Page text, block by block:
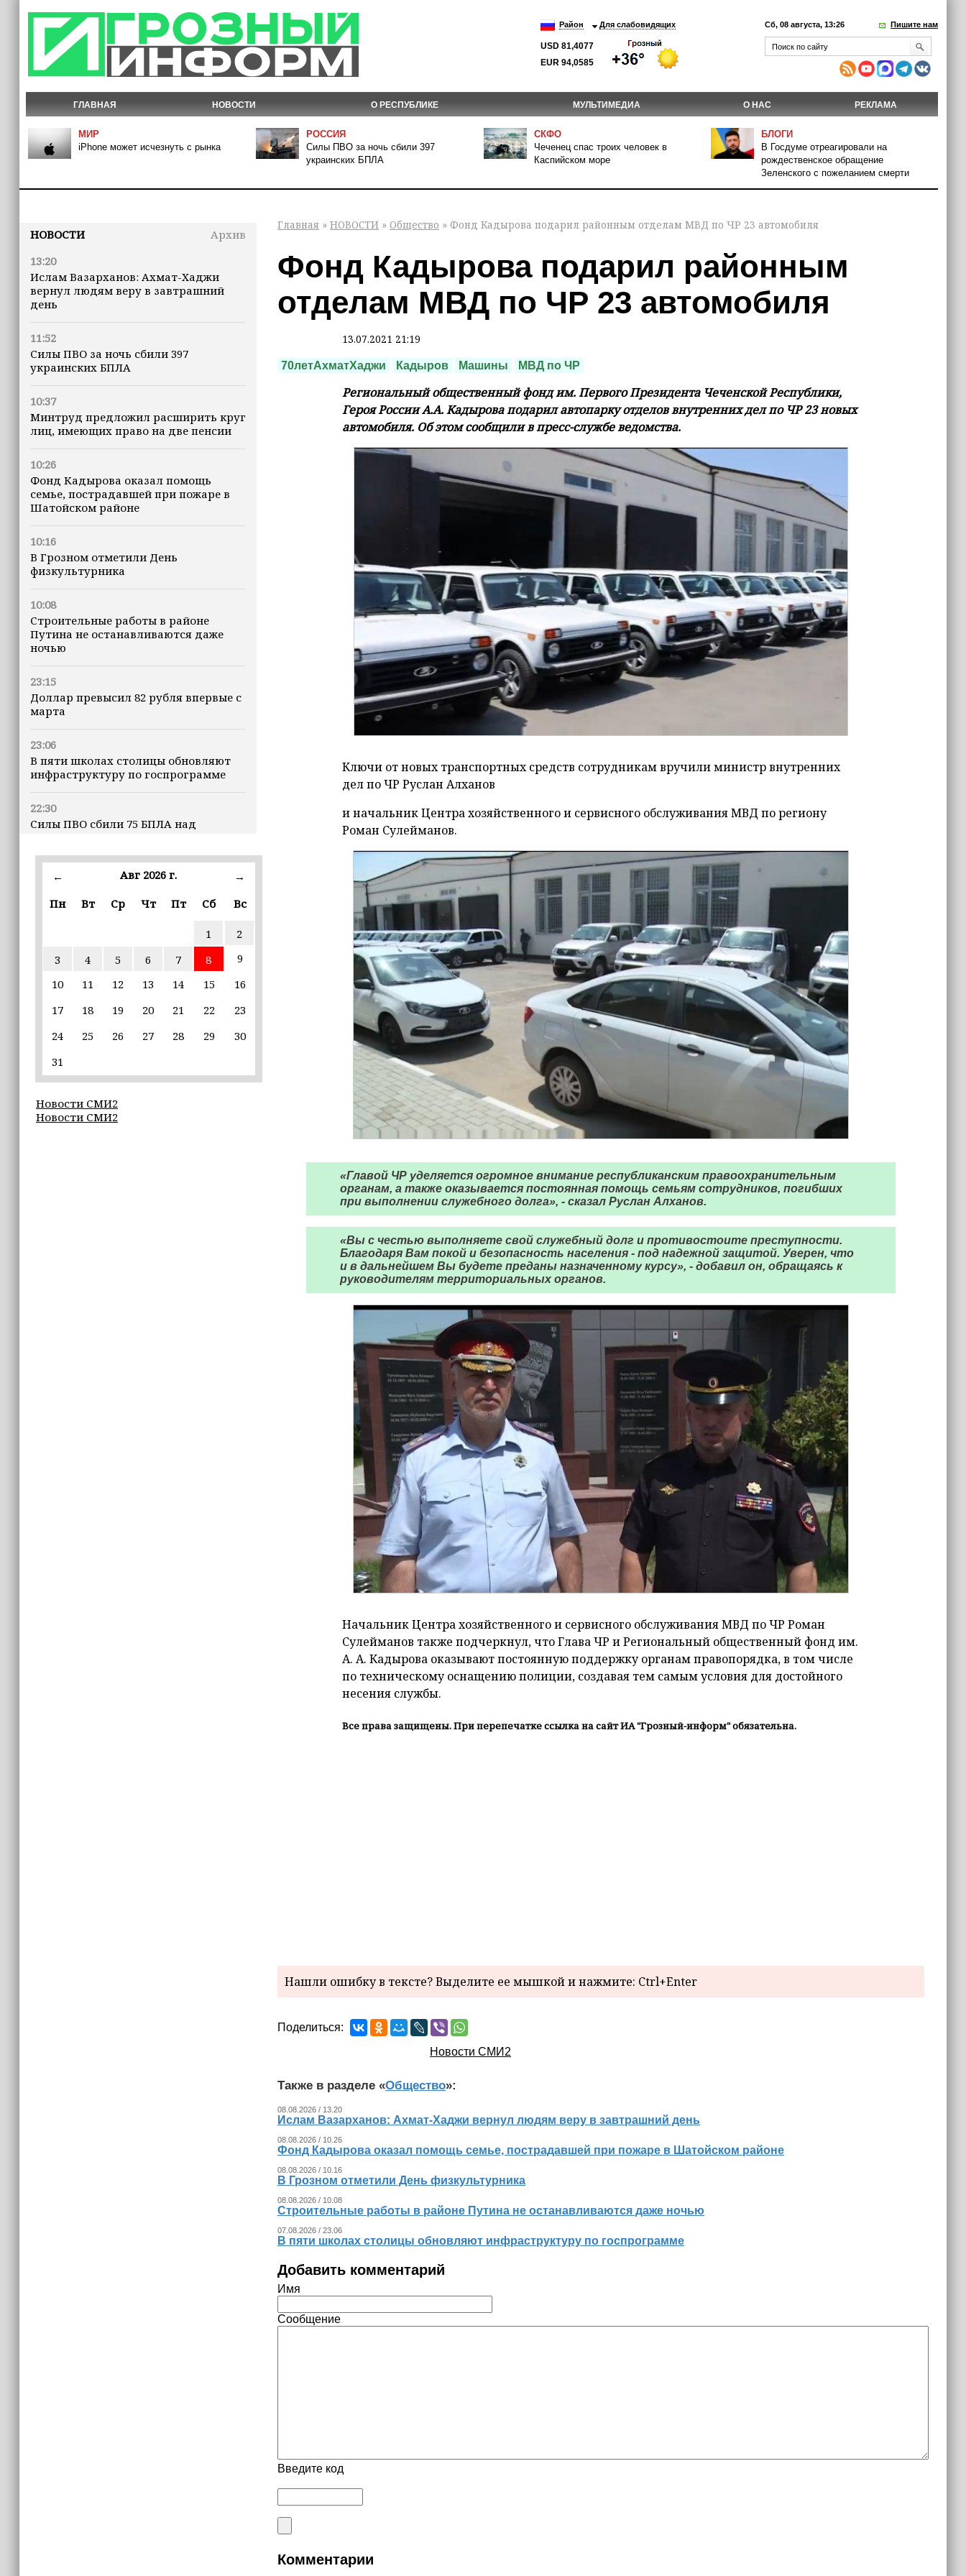
Район Для слабовидящих
USD 81,4077
EUR 94,0585
Сб, 08 августа, 13:26 Пишите нам
ГЛАВНАЯ НОВОСТИ О РЕСПУБЛИКЕ МУЛЬТИМЕДИА О НАС РЕКЛАМА
МИР
iPhone может исчезнуть с рынка
РОССИЯ
Силы ПВО за ночь сбили 397
украинских БПЛА
СКФО
Чеченец спас троих человек в
Каспийском море
БЛОГИ
В Госдуме отреагировали на
рождественское обращение
Зеленского с пожеланием смерти
НОВОСТИ
Архив
13:20
Ислам Вазарханов: Ахмат-Хаджи
вернул людям веру в завтрашний
день
11:52
Силы ПВО за ночь сбили 397
украинских БПЛА
10:37
Минтруд предложил расширить круг
лиц, имеющих право на две пенсии
10:26
Фонд Кадырова оказал помощь
семье, пострадавшей при пожаре в
Шатойском районе
10:16
В Грозном отметили День
физкультурника
10:08
Строительные работы в районе
Путина не останавливаются даже
ночью
23:15
Доллар превысил 82 рубля впервые с
марта
23:06
В пяти школах столицы обновляют
инфраструктуру по госпрограмме
22:30
Силы ПВО сбили 75 БПЛА над
iPhone может исчезнуть с рынка
9 августа в Грозном пройдет дрифт-
фестиваль
Эксперт объяснил, почему не стоит
16:55
В Шелковском районе обучают
«ИнформУИК»
← Авг 2026 г.
→
Пн
Вт Ср Чт Пт Сб Вс
1
2
3
4 5 6 7 8
9
10
11 12 13 14 15
16
17
18 19 20 21 22
23
24
25 26 27 28 29
30
31
Новости СМИ2
Новости СМИ2
Главная » НОВОСТИ » Общество » Фонд Кадырова подарил районным отделам МВД по ЧР 23 автомобиля
Фонд Кадырова подарил районным
отделам МВД по ЧР 23 автомобиля
13.07.2021 21:19
70летАхматХаджи Кадыров Машины МВД по ЧР
Региональный общественный фонд им. Первого Президента Чеченской Республики,
Героя России А.А. Кадырова подарил автопарку отделов внутренних дел по ЧР 23 новых
автомобиля. Об этом сообщили в пресс-службе ведомства.
Ключи от новых транспортных средств сотрудникам вручили министр внутренних
дел по ЧР Руслан Алханов
и начальник Центра хозяйственного и сервисного обслуживания МВД по региону
Роман Сулейманов.
«Главой ЧР уделяется огромное внимание республиканским правоохранительным
органам, а также оказывается постоянная помощь семьям сотрудников, погибших
при выполнении служебного долга», - сказал Руслан Алханов.
«Вы с честью выполняете свой служебный долг и противостоите преступности.
Благодаря Вам покой и безопасность населения - под надежной защитой. Уверен, что
и в дальнейшем Вы будете преданы назначенному курсу», - добавил он, обращаясь к
руководителям территориальных органов.
Начальник Центра хозяйственного и сервисного обслуживания МВД по ЧР Роман
Сулейманов также подчеркнул, что Глава ЧР и Региональный общественный фонд им.
А. А. Кадырова оказывают постоянную поддержку органам правопорядка, в том числе
по техническому оснащению полиции, создавая тем самым условия для достойного
несения службы.
Все права защищены. При перепечатке ссылка на сайт ИА "Грозный-информ" обязательна.
Нашли ошибку в тексте? Выделите ее мышкой и нажмите: Ctrl+Enter
Поделиться:
Новости СМИ2
Также в разделе «Общество»:
08.08.2026 / 13.20
Ислам Вазарханов: Ахмат-Хаджи вернул людям веру в завтрашний день
08.08.2026 / 10.26
Фонд Кадырова оказал помощь семье, пострадавшей при пожаре в Шатойском районе
08.08.2026 / 10.16
В Грозном отметили День физкультурника
08.08.2026 / 10.08
Строительные работы в районе Путина не останавливаются даже ночью
07.08.2026 / 23.06
В пяти школах столицы обновляют инфраструктуру по госпрограмме
Добавить комментарий
Имя
Сообщение
Введите код
Комментарии